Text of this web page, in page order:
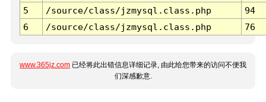
5
/source/class/jzmysql.class.php
94
6
/source/class/jzmysql.class.php 76
www.365jz.com 已经将此出错信息详细记录, 由此给您带来的访问不便我
们深感歉意.